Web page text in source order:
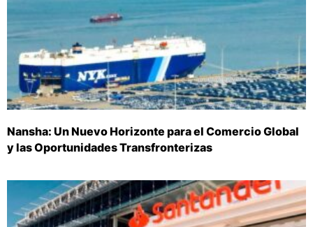
Nansha: Un Nuevo Horizonte para el Comercio Global
y las Oportunidades Transfronterizas